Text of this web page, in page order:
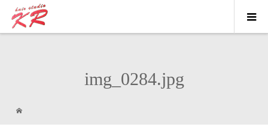
img_0284.jpg